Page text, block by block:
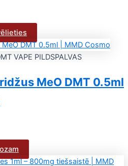
VAPE PILDSPALVAS
MeO DMT 0.5ml